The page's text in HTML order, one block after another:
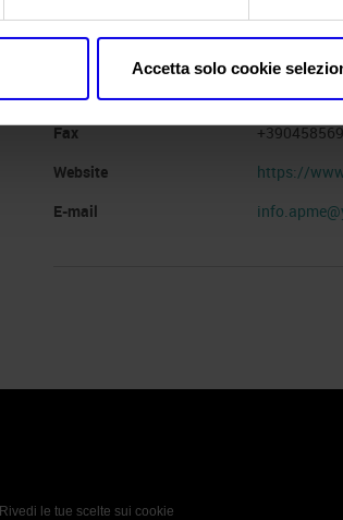
Accetta solo cookie
Segreteria organizzativa
APME -
Telefono
Fax
Website
https://
E-mail
Rivedi le tue scelte sui cookie